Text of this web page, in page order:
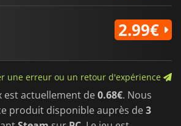
2.99€
une erreur ou un retour d'expérience
est actuellement de0.68€. Nous
produit disponible auprès de3